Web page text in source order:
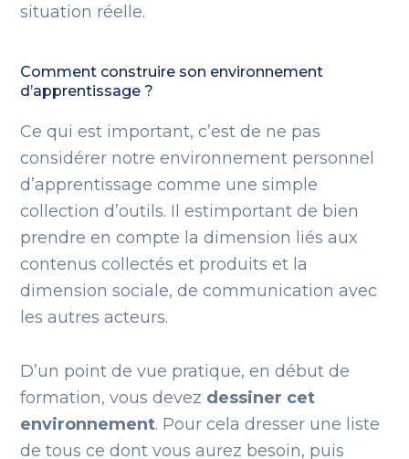
situation réelle.
Comment construire son environnement
d’apprentissage ?
Ce qui est important, c’est de ne pas
considérer notre environnement personnel
d’apprentissage comme une simple
collection d’outils. Il estimportant de bien
prendre en compte la dimension liés aux
contenus collectés et produits et la
dimension sociale, de communication avec
les autres acteurs.
D’un point de vue pratique, en début de
formation, vous devez dessiner cet
environnement. Pour cela dresser une liste
de tous ce dont vous aurez besoin, puis